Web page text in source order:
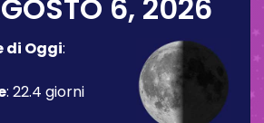
6, 2026
di Oggi:
: 22.4 giorni